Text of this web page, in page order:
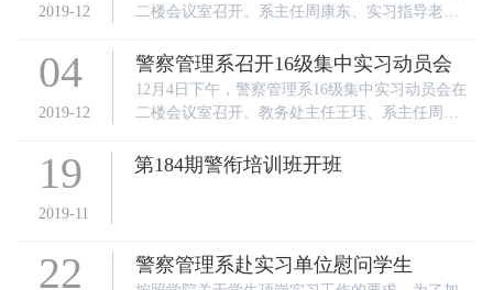
2019-12
二楼会议室召开。系主任周康东、实习指导老师
郑绪诚主持。
04
2019-12
警察管理系召开16级集中实习动员会
12月4日下午，警察管理系16级集中实习动员会在
二楼会议室召开。教务处主任王珏、系主任周康
议。会议由系大队长郑绪诚主持。
19
2019-11
第184期警衔培训班开班
22 警察管理系赴实习单位慰问学生